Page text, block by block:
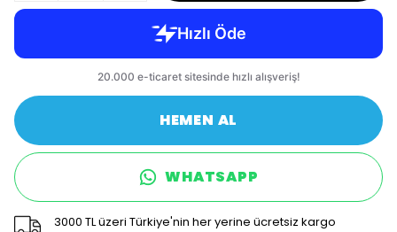
HEMEN AL
WHATSAPP
3000 TL üzeri Türkiye'nin her yerine ücretsiz kargo